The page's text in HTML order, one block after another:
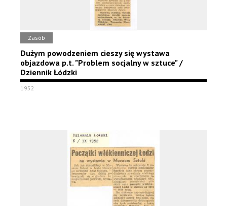
Zasób
Dużym powodzeniem cieszy się wystawa
objazdowa p.t. "Problem socjalny w sztuce" /
Dziennik Łódzki
1952